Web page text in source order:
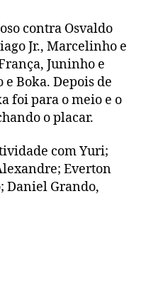
contra Osvaldo
Jr., Marcelinho e
Juninho e
Boka. Depois de
foi para o meio e o
o placar.
com Yuri;
Everton
Daniel Grando,